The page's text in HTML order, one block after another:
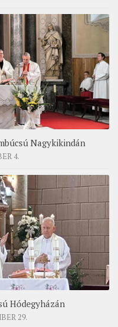
Nagykikindán
4.
Hódegyházán
29.